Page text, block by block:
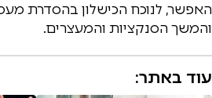
האפשר, לנוכח הכישלון בהסדרת
והמשך הסנקציות והמעצרים.
עוד באתר: